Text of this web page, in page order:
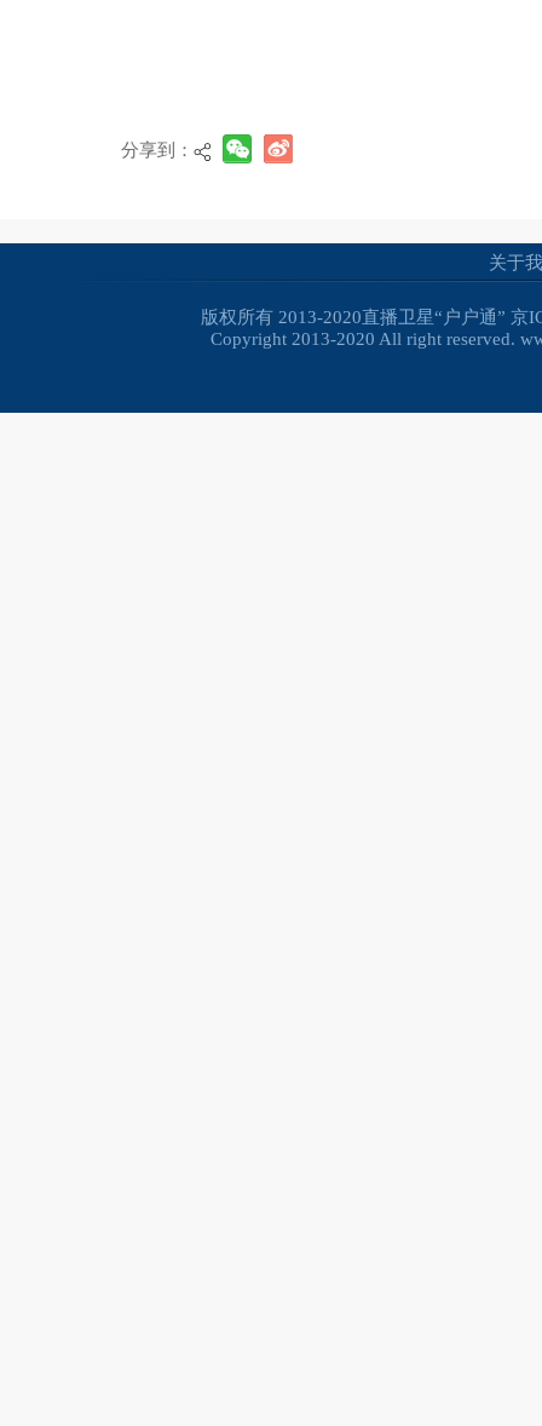
分享到：
关于
版权所有 2013-2020直播卫星“户户通” 京
Copyright 2013-2020 All right reserved.